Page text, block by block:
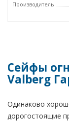
Производитель
Сейфы
Valberg
Одинаково
дорогостоящие